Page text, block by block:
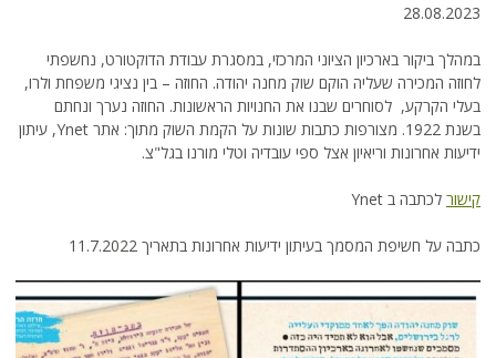
28.08.2023
במהלך ביקור בארכיון הציוני המרכזי, במסגרת עבודת הדוקטורט, נחשפתי
לחוזה המכירה שעליה הוקם שוק מחנה יהודה. החוזה – בין נציגי משפחת ולרו,
בעלי הקרקע, לסוחרים שבנו את החנויות הראשונות. החוזה נערך ונחתם
בשנת 1922. מצורפות כתבות שונות על הקמת השוק מתוך: אתר Ynet, עיתון
ידיעות אחרונות וריאיון אצל ספי עובדיה וטלי מורנו בגל"צ.
קישור לכתבה ב Ynet
כתבה על חשיפת המסמך בעיתון ידיעות אחרונות בתאריך 11.7.2022